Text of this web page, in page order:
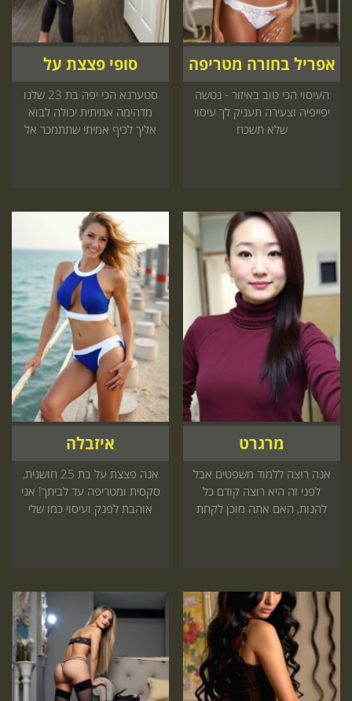
אפריל בחורה מטריפה
העיסוי הכי טוב באיזור - נטשה
יפייפיה וצעירה תעניק לך עיסוי
שלא תשכח
סופי פצצת על
סטערנא הכי יפה בת 23 שלנו
מדהימה אמיתית יכולה לבוא
אליך לכיף אמיתי שתתמכר אל
מרגרט
אנה רוצה ללמוד משפטים אבל
לפני זה היא רוצה קודם כל
להנות, האם אתה מוכן לקחת
איזבלה
אנה פצצת על בת 25 חושנית,
סקסית ומטריפה עד לביתך! אני
אוהבת לפנק ועיסוי כמו שלי